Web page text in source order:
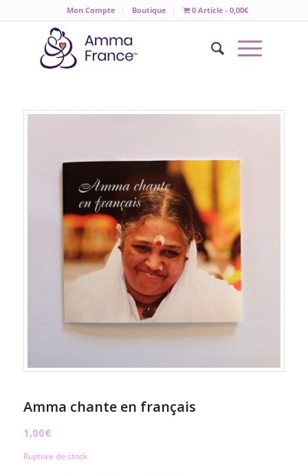
Mon Compte Boutique 0 Article 0,00€
Amma chante en français
1,00€
Rupture de stock